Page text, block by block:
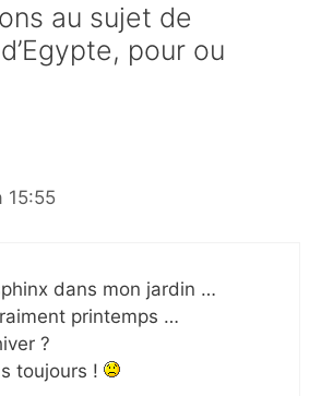
au sujet de
pour ou
15:55
dans mon jardin …
printemps …
?
toujours !